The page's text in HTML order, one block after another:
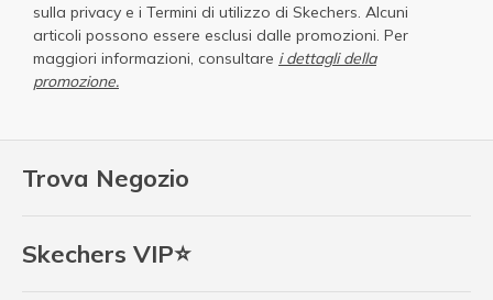
Trova Negozio
Skechers VIP⭐
sulla privacy e i Termini di utilizzo di Skechers. Alcuni
articoli possono essere esclusi dalle promozioni. Per
maggiori informazioni, consultare i dettagli della
promozione.